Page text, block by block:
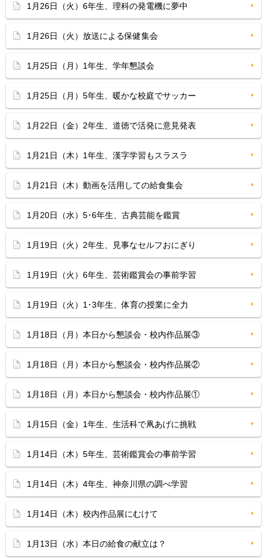
1月26日（火）6年生、理科の発電機に夢中
1月26日（火）放送による保健集会
1月25日（月）1年生、学年懇談会
1月25日（月）5年生、暖かな校庭でサッカー
1月22日（金）2年生、道徳で活発に意見発表
1月21日（木）1年生、漢字学習もスラスラ
1月21日（木）動画を活用しての給食集会
1月20日（水）5･6年生、古典芸能を鑑賞
1月19日（火）2年生、見事なセルフおにぎり
1月19日（火）6年生、芸術鑑賞会の事前学習
1月19日（火）1･3年生、体育の授業に全力
1月18日（月）本日から懇談会・校内作品展③
1月18日（月）本日から懇談会・校内作品展②
1月18日（月）本日から懇談会・校内作品展①
1月15日（金）1年生、生活科で凧あげに挑戦
1月14日（木）5年生、芸術鑑賞会の事前学習
1月14日（木）4年生、神奈川県の調べ学習
1月14日（木）校内作品展にむけて
1月13日（水）本日の給食の献立は？